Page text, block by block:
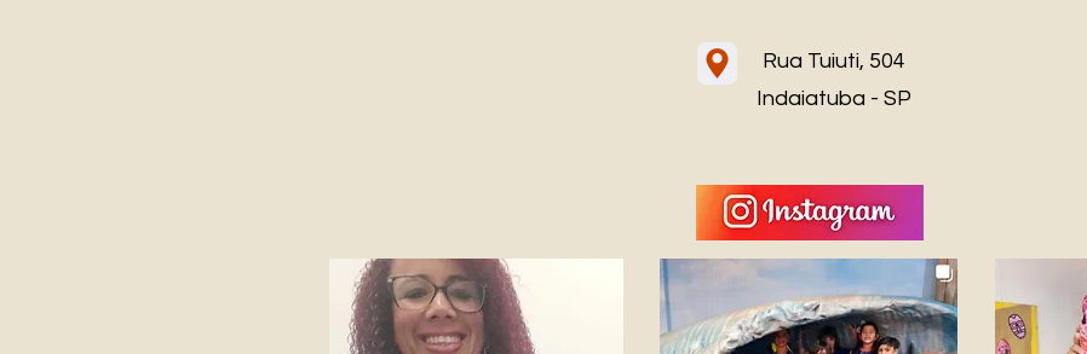
Rua Tuiuti, 504
Indaiatuba - SP